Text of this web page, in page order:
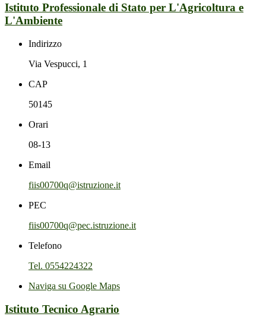
Istituto Professionale di Stato per L'Agricoltura e
L'Ambiente
Indirizzo
Via Vespucci, 1
CAP
50145
Orari
08-13
Email
fiis00700q@istruzione.it
PEC
fiis00700q@pec.istruzione.it
Telefono
Tel. 0554224322
Naviga su Google Maps
Istituto Tecnico Agrario